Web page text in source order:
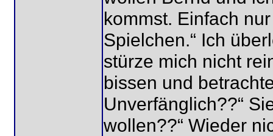
kommst. Einfach
Spielchen.“ Ich
stürze mich nicht
bissen und
Unverfänglich??“
wollen??“ Wieder